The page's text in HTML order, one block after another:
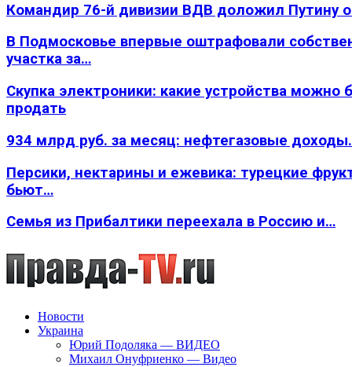
Командир 76-й дивизии ВДВ доложил Путину
В Подмосковье впервые оштрафовали
участка за…
Скупка электроники: какие устройства можно
продать
934 млрд руб. за месяц: нефтегазовые
Персики, нектарины и ежевика: турецкие
бьют…
Семья из Прибалтики переехала в Россию и…
Новости
Украина
Юрий Подоляка — ВИДЕО
Михаил Онуфриенко — Видео